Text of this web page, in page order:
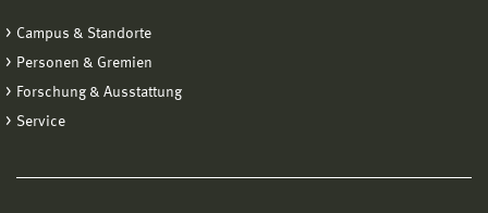
Campus & Standorte
Personen & Gremien
Forschung & Ausstattung
Service